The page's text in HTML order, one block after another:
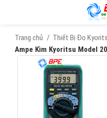
Trang chủ Thiết Bị Đo
Ampe Kìm Kyoritsu Model